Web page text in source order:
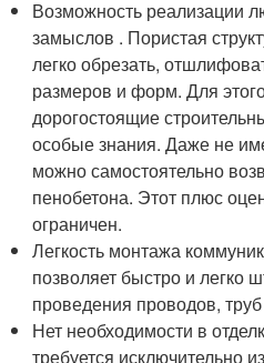
Возможность реализации
замыслов . Пористая
легко обрезать,
размеров и форм. Для
дорогостоящие
особые знания. Даже не
можно самостоятельно
пенобетона. Этот плюс
ограничен.
Легкость монтажа
позволяет быстро и легко
проведения проводов, труб
Нет необходимости в
требуется исключительно